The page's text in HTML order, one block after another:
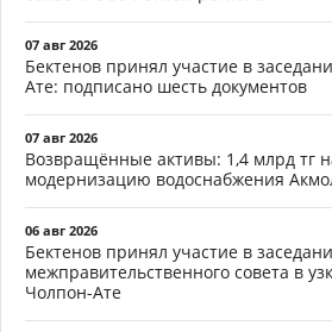
07 авг 2026
Бектенов принял участие в
Ате: подписано шесть документов
07 авг 2026
Возвращённые активы: 1,4 млрд тг
модернизацию водоснабжения
06 авг 2026
Бектенов принял участие в
межправительственного совета в
Чолпон-Ате